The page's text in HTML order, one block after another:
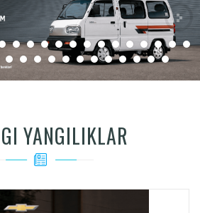
YANGILIKLAR